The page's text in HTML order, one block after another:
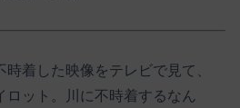
着した映像をテレビで見て、
ロット。川に不時着するなん